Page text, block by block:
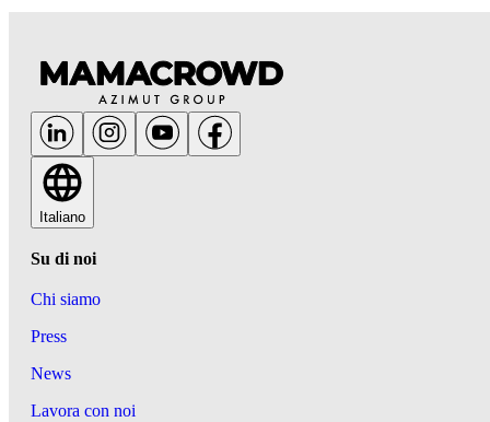
Italiano
Su di noi
Chi siamo
Press
News
Lavora con noi